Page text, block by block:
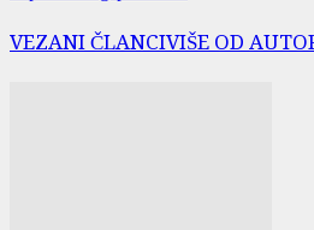
VEZANI ČLANCIVIŠE OD